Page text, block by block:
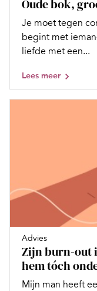
Oude bok,
Je moet tegen
begint met
liefde met een...
Lees meer
Advies
Zijn burn-out
hem tóch
Mijn man heeft